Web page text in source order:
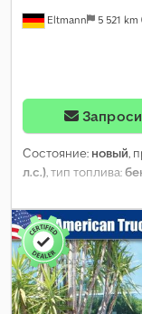
Eltmann 5 521 km
Состояние: новый,
л.с.), тип топлива:
3 500 кг,
грузоподъёмность:
длина грузового
цикл):15,7 л/100км,
расход топлива
CO₂:288 г/км, класс